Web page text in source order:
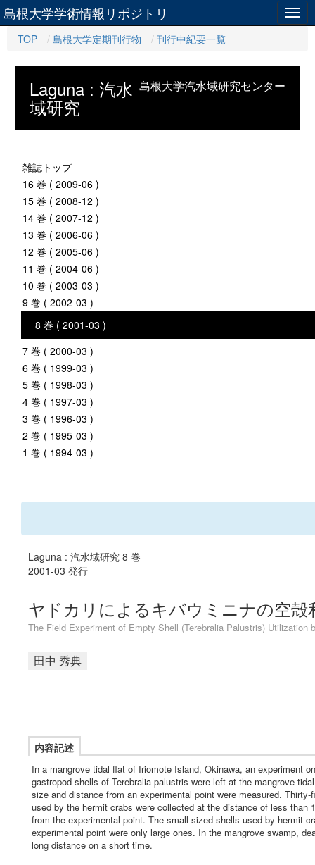
島根大学学術情報リポジトリ
TOP 島根大学定期刊行物 刊行中紀要一覧
島根大学汽水域研究センター
Laguna : 汽水
域研究
雑誌トップ
16 巻 ( 2009-06 )
15 巻 ( 2008-12 )
14 巻 ( 2007-12 )
13 巻 ( 2006-06 )
12 巻 ( 2005-06 )
11 巻 ( 2004-06 )
10 巻 ( 2003-03 )
9 巻 ( 2002-03 )
8 巻 ( 2001-03 )
7 巻 ( 2000-03 )
6 巻 ( 1999-03 )
5 巻 ( 1998-03 )
4 巻 ( 1997-03 )
3 巻 ( 1996-03 )
2 巻 ( 1995-03 )
1 巻 ( 1994-03 )
Laguna : 汽水域研究 8 巻
2001-03 発行
ヤドカリによるキバウミニナの空
The Field Experiment of Empty Shell (Terebralia Palustris) Utilization
田中 秀典
内容記述
In a mangrove tidal flat of Iriomote Island, Okinawa, an experiment
gastropod shells of Terebralia palustris were left at the mangrove
size and distance from an experimental point were measured.
used by the hermit crabs were collected at the distance of less
from the experimental point. The small-sized shells used by hermit
experimental point were only large ones. In the mangrove swamp,
long distance on a short time.